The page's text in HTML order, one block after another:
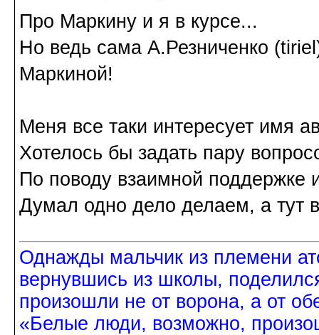
Про Маркину и я в курсе...
Но ведь сама А.Резниченко
Маркиной!
Меня все таки интересует имя
Хотелось бы задать пару
По поводу взаимной поддержке
Думал одно дело делаем, а тут
Однажды мальчик из племени
вернувшись из школы,
произошли не от ворона, а от
«Белые люди, возможно,